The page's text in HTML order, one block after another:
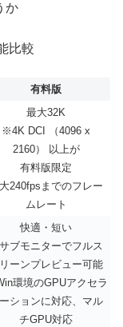
か
比較
有料版
最大32K
※4K DCI （4096 x
2160） 以上が
有料版限定
240fpsまでのフレー
ムレート
快適・短い
ブモニターでフルス
ーンプレビュー可能
環境のGPUアクセラ
ションに対応、マル
チGPU対応